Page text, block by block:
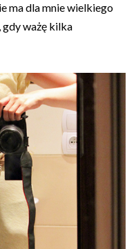
ma dla mnie wielkiego
gdy ważę kilka